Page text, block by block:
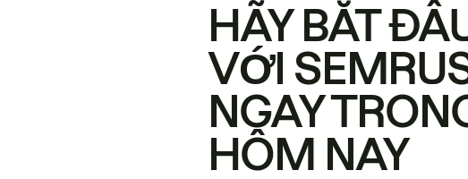
HÃY BẮT
VỚI
NGAY
HÔM NAY